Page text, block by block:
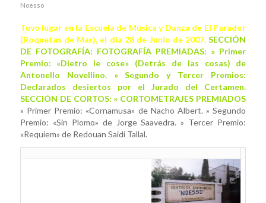
Noesso
Tuvo lugar en la Escuela de Música y Danza de El Parador
(Roquetas de Mar), el día 28 de Junio de 2007. SECCIÓN
DE FOTOGRAFÍA: FOTOGRAFÍA PREMIADAS: » Primer
Premio: «Dietro le cose» (Detrás de las cosas) de
Antonello Novellino. » Segundo y Tercer Premios:
Declarados desiertos por el Jurado del Certamen.
SECCIÓN DE CORTOS: » CORTOMETRAJES PREMIADOS
» Primer Premio: «Cornamusa» de Nacho Albert. » Segundo
Premio: «Sin Plomo» de Jorge Saavedra. » Tercer Premio:
«Requiem» de Redouan Saidi Tallal.